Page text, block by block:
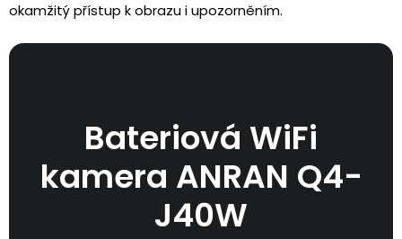
okamžitý přístup k obrazu i upozorněním.
Bateriová WiFi
kamera ANRAN Q4-
J40W